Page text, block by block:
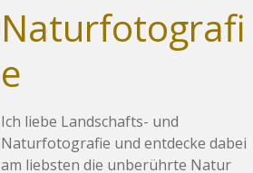
Naturfotografi
e
Ich liebe Landschafts- und
Naturfotografie und entdecke dabei
am liebsten die unberührte Natur